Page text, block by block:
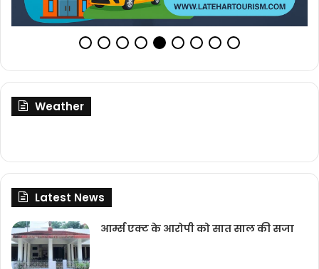
Weather
Latest News
आर्म्स एक्ट के आरोपी को सात साल की सजा